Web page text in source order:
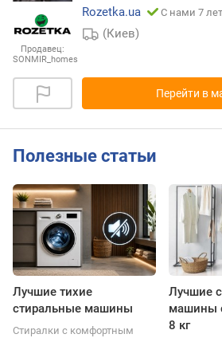
Продавец:
SONMIR_homes
Rozetka.ua
С нами 7 лет
(Киев)
Перейти в
Полезные статьи
Лучшие тихие
стиральные машины
Стиралки с комфортным
Лучшие
машины
8 кг